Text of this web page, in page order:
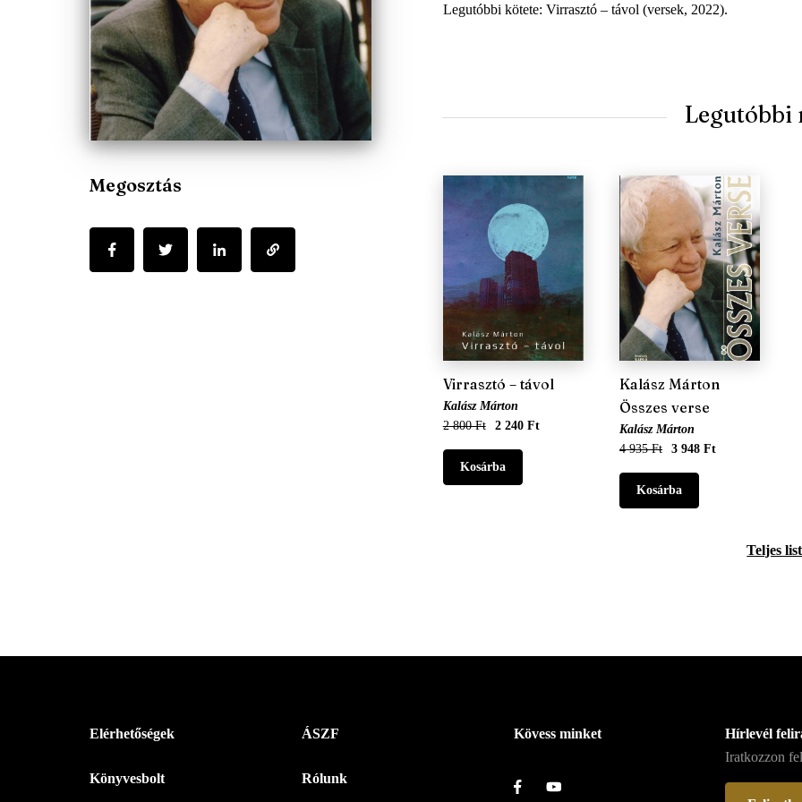
Megosztás
Legutóbbi kötete: Virrasztó – távol (versek, 2022).
Legutóbbi
Virrasztó – távol
Kalász Márton
2 800 Ft
2 240 Ft
Kalász Márton
Összes verse
Kalász Márton
4 935 Ft
3 948 Ft
Teljes
Menü
Magyar
Elérhetőségek
Könyvesbolt
ÁSZF
Rólunk
Kövess minket
Hírlevél
Iratkozzon